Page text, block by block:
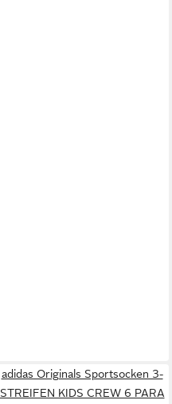
adidas Originals Sportsocken 3-
STREIFEN KIDS CREW 6 PARA